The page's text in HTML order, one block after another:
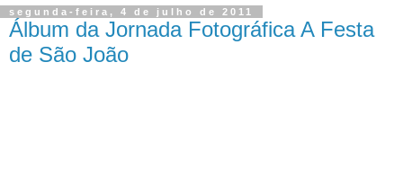
segunda-feira, 4 de julho de 2011
Álbum da Jornada Fotográfica A Festa
de São João